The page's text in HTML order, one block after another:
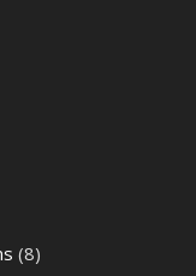
(8)